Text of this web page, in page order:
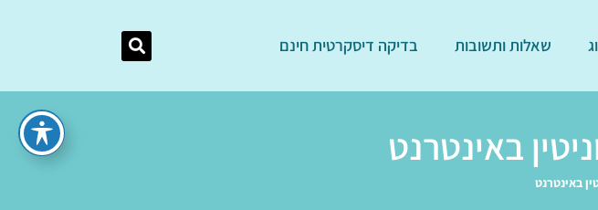
שאלות ותשובות בדיקה דיסקרטית חינם
באינטרנט
באינטרנט